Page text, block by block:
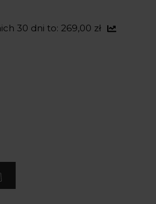
30 dni to: 269,00 zł